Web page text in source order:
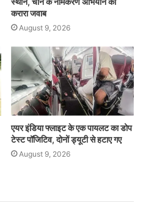
करारा जवाब
August 9, 2026
एयर इंडिया फ्लाइट के एक पायलट का डोप
टेस्ट पॉजिटिव, दोनों ड्यूटी से हटाए गए
August 9, 2026